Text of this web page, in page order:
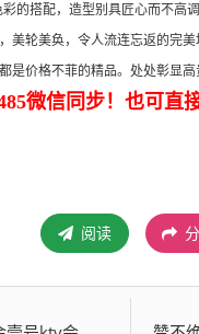
的搭配，造型别具匠心而不高
美轮美奂，令人流连忘返的完
是价格不菲的精品。处处彰显
微信同步！也可直
阅读